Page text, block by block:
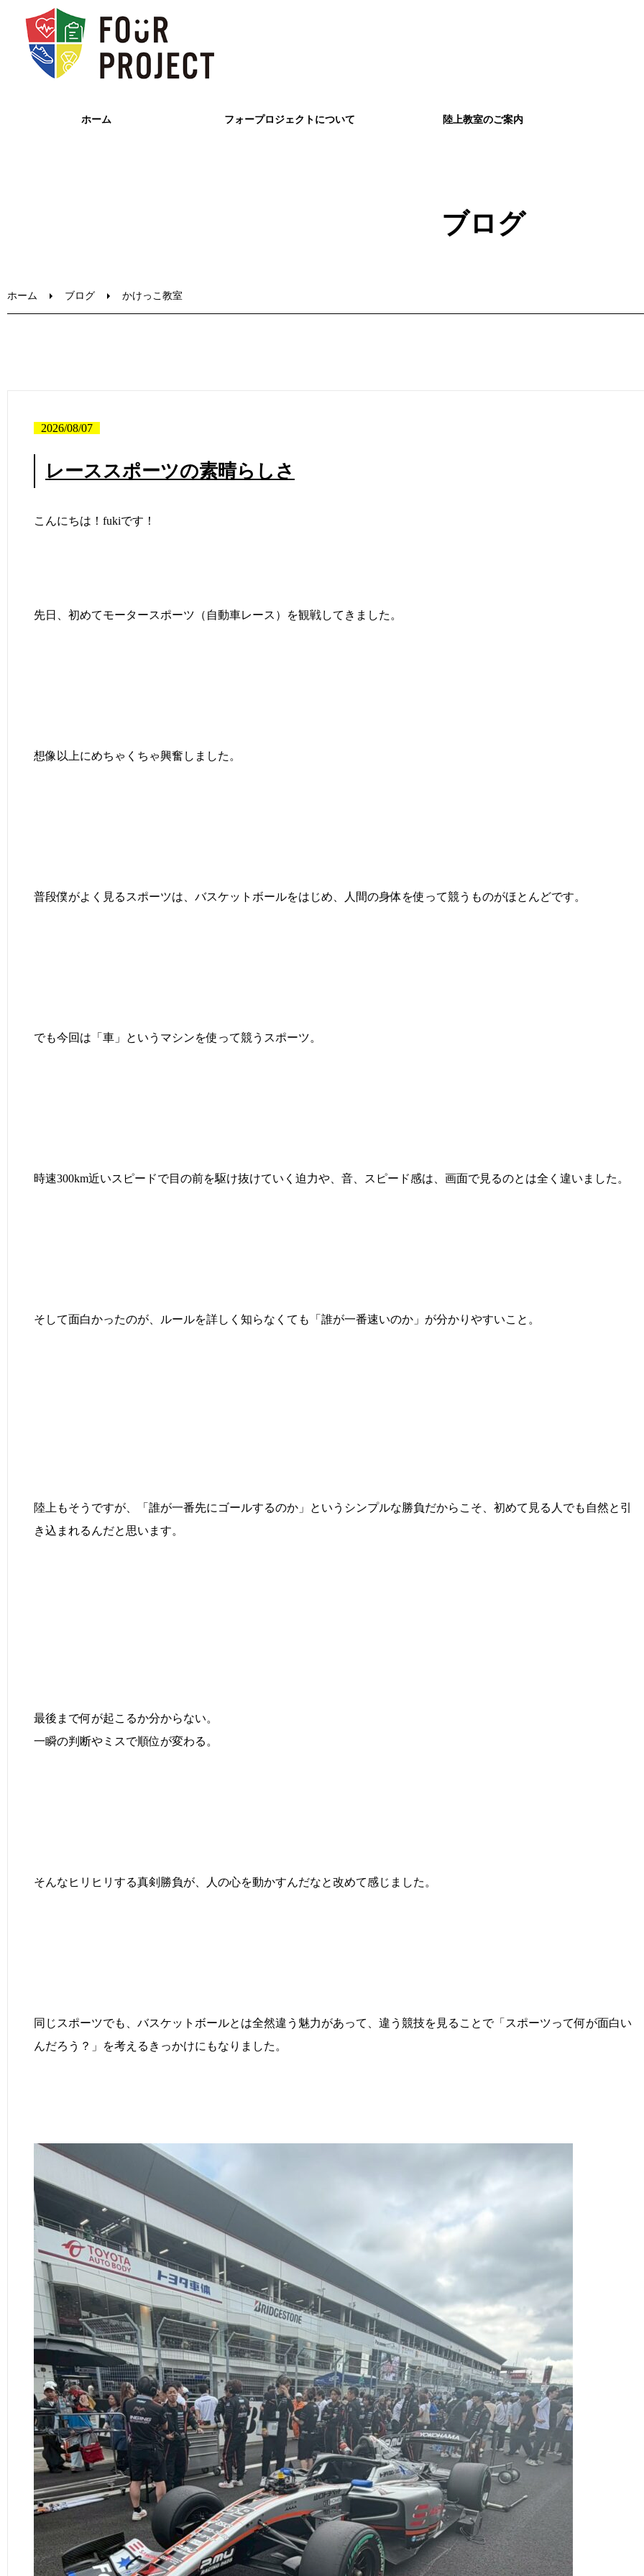
ホーム フォープロジェクトについて 陸上教室のご案内
ブログ
ホーム ブログ かけっこ教室
2026/08/07
レーススポーツの素晴らしさ
こんにちは！fukiです！
先日、初めてモータースポーツ（自動車レース）を観戦してきました。
想像以上にめちゃくちゃ興奮しました。
普段僕がよく見るスポーツは、バスケットボールをはじめ、人間の身体を使って競うものがほとんどです。
でも今回は「車」というマシンを使って競うスポーツ。
時速300km近いスピードで目の前を駆け抜けていく迫力や、音、スピード感は、画面で見るのとは全く違いました。
そして面白かったのが、ルールを詳しく知らなくても「誰が一番速いのか」が分かりやすいこと。
陸上もそうですが、「誰が一番先にゴールするのか」というシンプルな勝負だからこそ、初めて見る人でも自然と引
き込まれるんだと思います。
最後まで何が起こるか分からない。
一瞬の判断やミスで順位が変わる。
そんなヒリヒリする真剣勝負が、人の心を動かすんだなと改めて感じました。
同じスポーツでも、バスケットボールとは全然違う魅力があって、違う競技を見ることで「スポーツって何が面白い
んだろう？」を考えるきっかけにもなりました。